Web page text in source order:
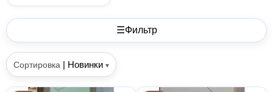
☰Фильтр
Сортировка | Новинки ▾